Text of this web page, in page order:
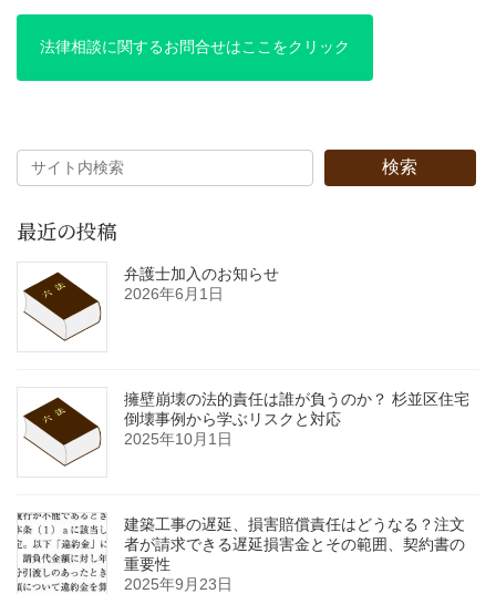
の
ペ
ジ
送
り
ペ
ー
ペ
ー
法律相談に関するお問合せはここをクリック
検索
最近の投稿
弁護士加入のお知らせ
2026年6月1日
擁壁崩壊の法的責任は誰が負うのか？ 杉並区住宅
倒壊事例から学ぶリスクと対応
2025年10月1日
建築工事の遅延、損害賠償責任はどうなる？注文
者が請求できる遅延損害金とその範囲、契約書の
重要性
2025年9月23日